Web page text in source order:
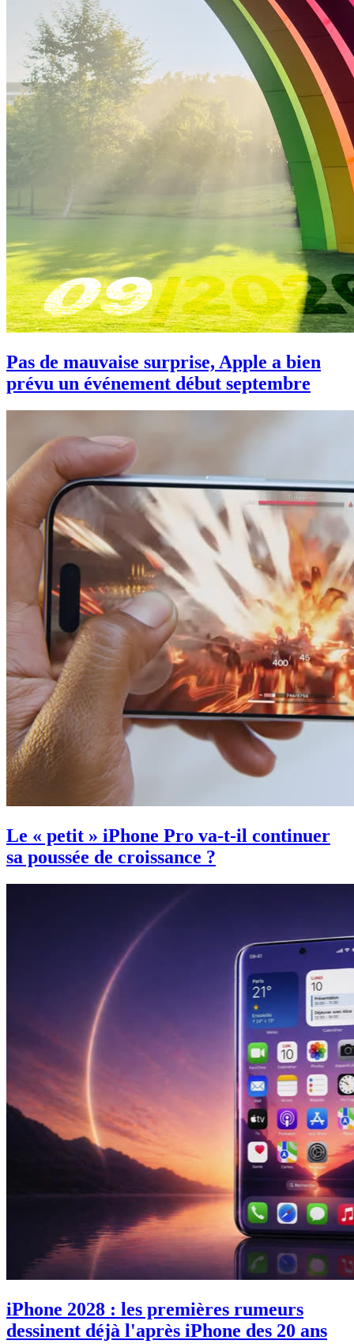
Pas de mauvaise surprise, Apple a bien
prévu un événement début septembre
Le « petit » iPhone Pro va-t-il continuer
sa poussée de croissance ?
iPhone 2028 : les premières rumeurs
dessinent déjà l'après iPhone des 20 ans